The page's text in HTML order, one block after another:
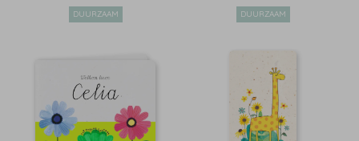
DUURZAAM DUURZAAM